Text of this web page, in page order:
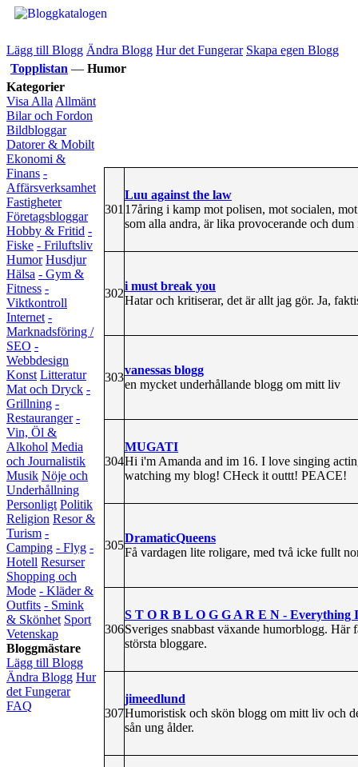
Lägg till Blogg Ändra Blogg Hur det Fungerar Skapa egen Blogg
Topplistan — Humor
Kategorier
Visa Alla Allmänt
Bilar och Fordon
Bildbloggar
Datorer & Mobilt
Ekonomi &
Finans -
Affärsverksamhet
Fastigheter
Företagsbloggar
Hobby & Fritid -
Fiske - Friluftsliv
Humor Husdjur
Hälsa - Gym &
Fitness -
Viktkontroll
Internet -
Marknadsföring /
SEO -
Webbdesign
Konst Litteratur
Mat och Dryck -
Grillning -
Restauranger -
Vin, Öl &
Alkohol Media
och Journalistik
Musik Nöje och
Underhållning
Personligt Politik
Religion Resor &
Turism -
Camping - Flyg -
Hotell Resurser
Shopping och
Mode - Kläder &
Outfits - Smink
& Skönhet Sport
Vetenskap
Bloggmästare
Lägg till Blogg
Ändra Blogg Hur
det Fungerar
FAQ
301
Luu against the law
17åring i kamp mot polisen, mot socialen,
som alla andra, är lika provocerande och
302
i must break you
Hatar och kritiserar, det är allt jag gör. Ja,
303
vanessas blogg
en mycket underhållande blogg om mitt liv
304
MUGATI
Hi i'm Amanda and im 16. I love singing
watching my blog! CHeck it outtt! PEACE!
305
DramaticQueens
Få vardagen lite roligare, med två icke fullt
306
S T O R B L O G G A R E N - Everything
Sveriges snabbast växande humorblogg.
största bloggare.
307
jimeedlund
Humoristisk och skön blogg om mitt liv och
sån ung ålder.